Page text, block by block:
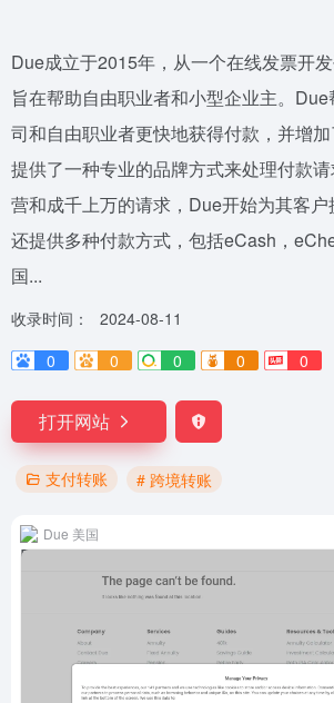
Due成立于2015年，从一个在线发票开
旨在帮助自由职业者和小型企业主。
司和自由职业者更快地获得付款，并增
提供了一种专业的品牌方式来处理付款
营和成千上万的请求，Due开始为其客
还提供多种付款方式，包括eCash，
国...
收录时间：
2024-08-11
0
0 0 0 0
打开网站
支付转账 # 跨境转账
Due 美国